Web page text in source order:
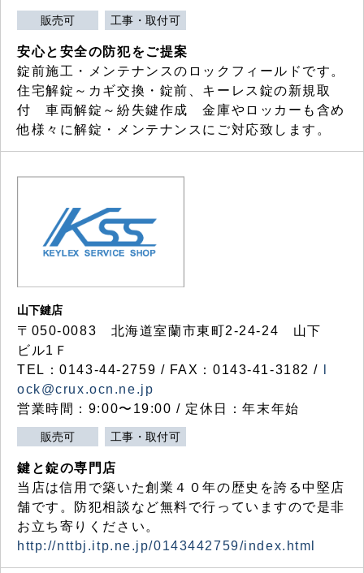
販売可 工事・取付可
安心と安全の防犯をご提案
錠前施工・メンテナンスのロックフィールドです。
住宅解錠～カギ交換・錠前、キーレス錠の新規取
付 車両解錠～紛失鍵作成 金庫やロッカーも含め
他様々に解錠・メンテナンスにご対応致します。
山下鍵店
〒050-0083 北海道室蘭市東町2-24-24 山下
ビル1Ｆ
TEL：0143-44-2759 / FAX：0143-41-3182 /
ock@crux.ocn.ne.jp
営業時間：9:00〜19:00 / 定休日：年末年始
販売可 工事・取付可
鍵と錠の専門店
当店は信用で築いた創業４０年の歴史を誇る中堅店
舗です。防犯相談など無料で行っていますので是非
お立ち寄りください。
http://nttbj.itp.ne.jp/0143442759/index.html